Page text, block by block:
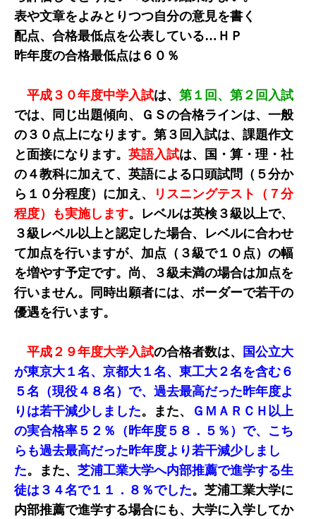
表や文章をよみとりつつ自分の意見を書く
配点、合格最低点を公表している…ＨＰ
昨年度の合格最低点は６０％
平成３０年度中学入試は、 第１回、第２回入試
では、同じ出題傾向、ＧＳの合格ラインは、一般
の３０点上になります。第３回入試は、課題作文
と面接になります。 英語入試は、国・算・理・社
の４教科に加えて、英語による口頭試問（５分か
ら１０分程度）に加え、
リスニングテスト（７分
程度）も実施します。レベルは英検３級以上で、
３級レベル以上と認定した場合、レベルに合わせ
て加点を行いますが、加点（３級で１０点）の幅
を増やす予定です。尚、３級未満の場合は加点を
行いません。同時出願者には、ボーダーで若干の
優遇を行います。
平成２９年度大学入試の合格者数は、
国公立大
が東京大１名、京都大１名、東工大２名を含む６
５名（現役４８名）で、過去最高だった昨年度よ
りは若干減少しました。また、
ＧＭＡＲＣＨ以上
の実合格率５２％（昨年度５８．５％）で、こち
らも過去最高だった昨年度より若干減少しまし
た。また、 芝浦工業大学へ内部推薦で進学する生
徒は３４名で１１．８％でした。芝浦工業大学に
内部推薦で進学する場合にも、大学に入学してか